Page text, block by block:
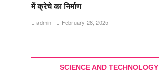
में क्रेचे का निर्माण
admin February 28, 2025
SCIENCE AND TECHNOLOGY